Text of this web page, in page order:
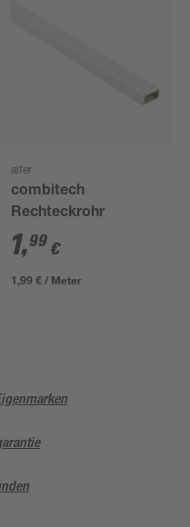
alfer
combitech
Rechteckrohr
1,99 €
1,99 € / Meter